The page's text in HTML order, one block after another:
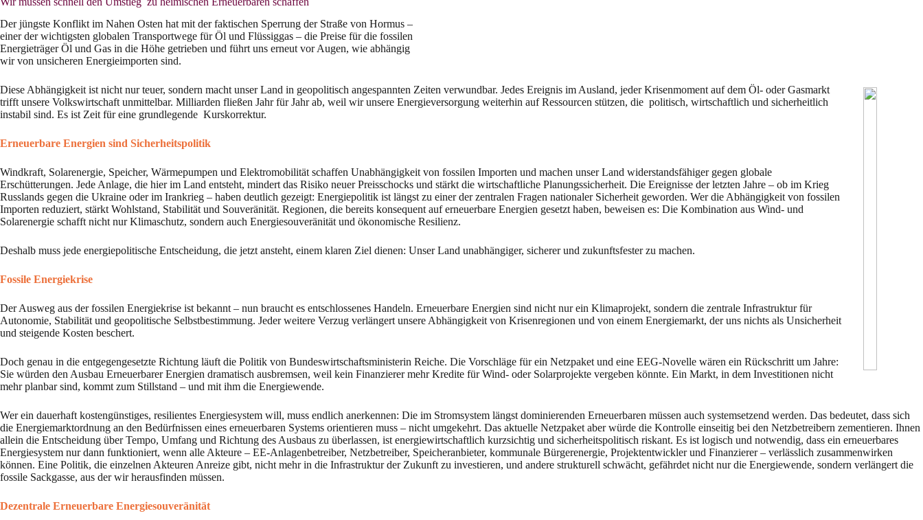
Der jüngste Konflikt im Nahen Osten hat mit der faktischen Sperrung der Straße von Hormus –
einer der wichtigsten globalen Transportwege für Öl und Flüssiggas – die Preise für die fossilen
Energieträger Öl und Gas in die Höhe getrieben und führt uns erneut vor Augen, wie abhängig
wir von unsicheren Energieimporten sind.
Diese Abhängigkeit ist nicht nur teuer, sondern macht unser Land in geopolitisch angespannten Zeiten verwundbar. Jedes Ereignis im Ausland, jeder Krisenmoment auf dem Öl- oder Gasmarkt
trifft unsere Volkswirtschaft unmittelbar. Milliarden fließen Jahr für Jahr ab, weil wir unsere Energieversorgung weiterhin auf Ressourcen stützen, die politisch, wirtschaftlich und sicherheitlich
instabil sind. Es ist Zeit für eine grundlegende Kurskorrektur.
Erneuerbare Energien sind Sicherheitspolitik
Windkraft, Solarenergie, Speicher, Wärmepumpen und Elektromobilität schaffen Unabhängigkeit von fossilen Importen und machen unser Land widerstandsfähiger gegen globale
Erschütterungen. Jede Anlage, die hier im Land entsteht, mindert das Risiko neuer Preisschocks und stärkt die wirtschaftliche Planungssicherheit. Die Ereignisse der letzten Jahre – ob im Krieg
Russlands gegen die Ukraine oder im Irankrieg – haben deutlich gezeigt: Energiepolitik ist längst zu einer der zentralen Fragen nationaler Sicherheit geworden. Wer die Abhängigkeit von fossilen
Importen reduziert, stärkt Wohlstand, Stabilität und Souveränität. Regionen, die bereits konsequent auf erneuerbare Energien gesetzt haben, beweisen es: Die Kombination aus Wind- und
Solarenergie schafft nicht nur Klimaschutz, sondern auch Energiesouveränität und ökonomische Resilienz.
Deshalb muss jede energiepolitische Entscheidung, die jetzt ansteht, einem klaren Ziel dienen: Unser Land unabhängiger, sicherer und zukunftsfester zu machen.
Fossile Energiekrise
Der Ausweg aus der fossilen Energiekrise ist bekannt – nun braucht es entschlossenes Handeln. Erneuerbare Energien sind nicht nur ein Klimaprojekt, sondern die zentrale Infrastruktur für
Autonomie, Stabilität und geopolitische Selbstbestimmung. Jeder weitere Verzug verlängert unsere Abhängigkeit von Krisenregionen und von einem Energiemarkt, der uns nichts als Unsicherheit
und steigende Kosten beschert.
Doch genau in die entgegengesetzte Richtung läuft die Politik von Bundeswirtschaftsministerin Reiche. Die Vorschläge für ein Netzpaket und eine EEG-Novelle wären ein Rückschritt um Jahre:
Sie würden den Ausbau Erneuerbarer Energien dramatisch ausbremsen, weil kein Finanzierer mehr Kredite für Wind- oder Solarprojekte vergeben könnte. Ein Markt, in dem Investitionen nicht
mehr planbar sind, kommt zum Stillstand – und mit ihm die Energiewende.
Wer ein dauerhaft kostengünstiges, resilientes Energiesystem will, muss endlich anerkennen: Die im Stromsystem längst dominierenden Erneuerbaren müssen auch systemsetzend werden. Das bedeutet, dass sich
die Energiemarktordnung an den Bedürfnissen eines erneuerbaren Systems orientieren muss – nicht umgekehrt. Das aktuelle Netzpaket aber würde die Kontrolle einseitig bei den Netzbetreibern zementieren. Ihnen
allein die Entscheidung über Tempo, Umfang und Richtung des Ausbaus zu überlassen, ist energiewirtschaftlich kurzsichtig und sicherheitspolitisch riskant. Es ist logisch und notwendig, dass ein erneuerbares
Energiesystem nur dann funktioniert, wenn alle Akteure – EE-Anlagenbetreiber, Netzbetreiber, Speicheranbieter, kommunale Bürgerenergie, Projektentwickler und Finanzierer – verlässlich zusammenwirken
können. Eine Politik, die einzelnen Akteuren Anreize gibt, nicht mehr in die Infrastruktur der Zukunft zu investieren, und andere strukturell schwächt, gefährdet nicht nur die Energiewende, sondern verlängert die
fossile Sackgasse, aus der wir herausfinden müssen.
Dezentrale Erneuerbare Energiesouveränität